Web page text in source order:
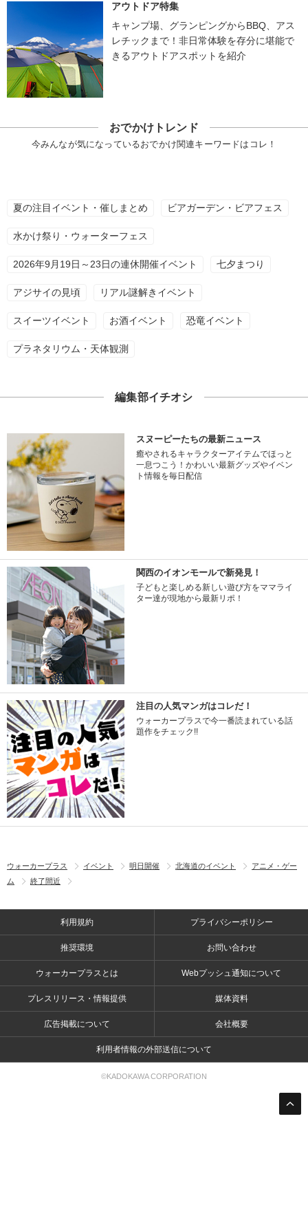
アウトドア特集
キャンプ場、グランピングからBBQ、アス
レチックまで！非日常体験を存分に堪能で
きるアウトドアスポットを紹介
おでかけトレンド
今みんなが気になっているおでかけ関連キーワードはコレ！
夏の注目イベント・催しまとめ ビアガーデン・ビアフェス
水かけ祭り・ウォーターフェス
2026年9月19日～23日の連休開催イベント 七夕まつり
アジサイの見頃 リアル謎解きイベント
スイーツイベント お酒イベント 恐竜イベント
プラネタリウム・天体観測
編集部イチオシ
スヌーピーたちの最新ニュース
癒やされるキャラクターアイテムでほっと
一息つこう！かわいい最新グッズやイベン
ト情報を毎日配信
関西のイオンモールで新発見！
子どもと楽しめる新しい遊び方をママライ
ター達が現地から最新リポ！
注目の人気マンガはコレだ！
ウォーカープラスで今一番読まれている話
題作をチェック!!
ウォーカープラス イベント 明日開催 北海道のイベント
アニメ・ゲー
ム
終了間近
利用規約 プライバシーポリシー
推奨環境 お問い合わせ
ウォーカープラスとは Webプッシュ通知について
プレスリリース・情報提供 媒体資料
広告掲載について 会社概要
利用者情報の外部送信について
©KADOKAWA CORPORATION